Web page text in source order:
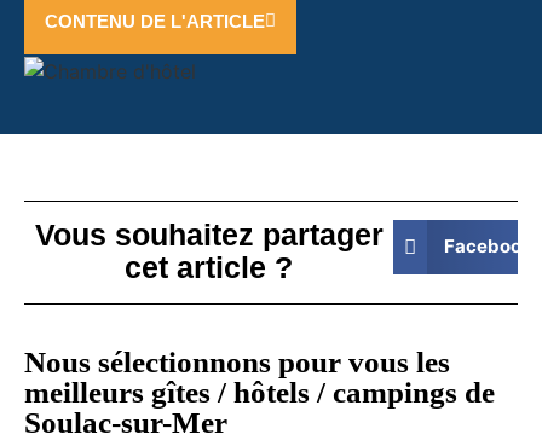
CONTENU DE L'ARTICLE
Vous souhaitez partager
cet article ?
Facebook
Nous sélectionnons pour vous les
meilleurs gîtes / hôtels / campings de
Soulac-sur-Mer